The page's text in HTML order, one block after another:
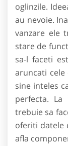
oglinzile.
au nevoie.
vanzare ele
stare de
sa-l faceti
aruncati
sine inteles
perfecta.
trebuie sa
oferiti datele
afla